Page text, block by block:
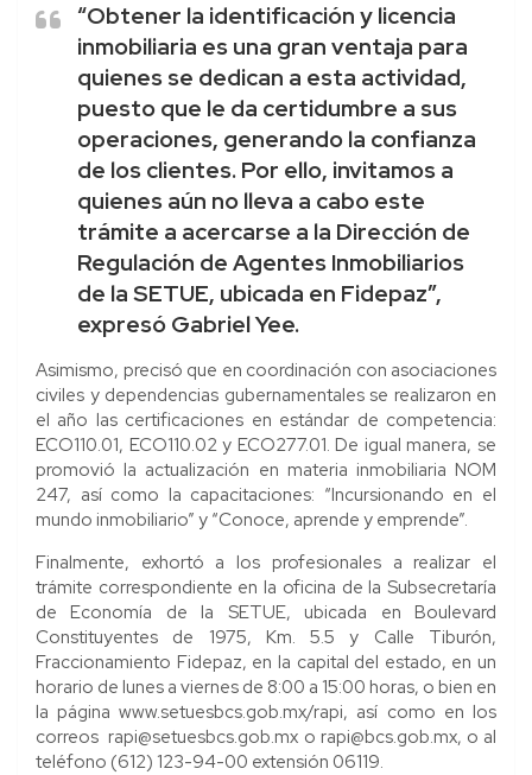
“Obtener la identificación y licencia
inmobiliaria es una gran ventaja para
quienes se dedican a esta actividad,
puesto que le da certidumbre a sus
operaciones, generando la confianza
de los clientes. Por ello, invitamos a
quienes aún no lleva a cabo este
trámite a acercarse a la Dirección de
Regulación de Agentes Inmobiliarios
de la SETUE, ubicada en Fidepaz”,
expresó Gabriel Yee.
Asimismo, precisó que en coordinación con asociaciones
civiles y dependencias gubernamentales se realizaron en
el año las certificaciones en estándar de competencia:
ECO110.01, ECO110.02 y ECO277.01. De igual manera, se
promovió la actualización en materia inmobiliaria NOM
247, así como la capacitaciones: “Incursionando en el
mundo inmobiliario” y “Conoce, aprende y emprende”.
Finalmente, exhortó a los profesionales a realizar el
trámite correspondiente en la oficina de la Subsecretaría
de Economía de la SETUE, ubicada en Boulevard
Constituyentes de 1975, Km. 5.5 y Calle Tiburón,
Fraccionamiento Fidepaz, en la capital del estado, en un
horario de lunes a viernes de 8:00 a 15:00 horas, o bien en
la página www.setuesbcs.gob.mx/rapi, así como en los
correos rapi@setuesbcs.gob.mx o rapi@bcs.gob.mx, o al
teléfono (612) 123-94-00 extensión 06119.